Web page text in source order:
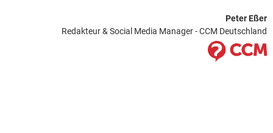
Peter Eßer
Redakteur & Social Media Manager - CCM Deutschland